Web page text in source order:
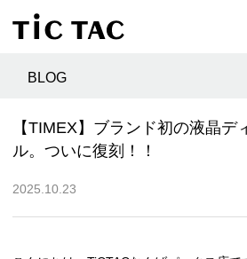
BLOG
【TIMEX】ブランド初の液晶デ
ル。ついに復刻！！
2025.10.23